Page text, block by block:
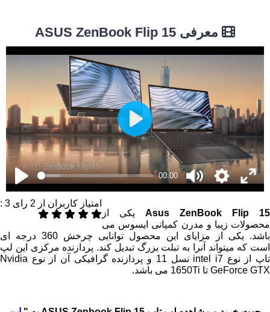
معرفی ASUS ZenBook Flip 15
00:00
Play
امتیاز کاربران از 2 رای 3
:
Asus ZenBook Flip 15 یکی از
محصولات زیبا و مدرن کمپانی ایسوس می
باشد. یکی از مزایای این محصول توانایی چرخش 360 درجه‌ ای
است که میتواند آنرا به تبلت بزرگ تبدیل کند. پردازنده مرکزی این لپ
تاپ از نوع intel i7 نسل 11 و پردازنده گرافیکی آن از نوع Nvidia
GeForce GTX تا 1650Ti می باشد.